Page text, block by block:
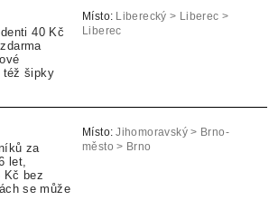
40 Kč
též šipky
Místo:
Liberecký > Liberec >
Liberec
za
let,
Kč bez
se může
Místo: Jihomoravský > Brno-
město > Brno